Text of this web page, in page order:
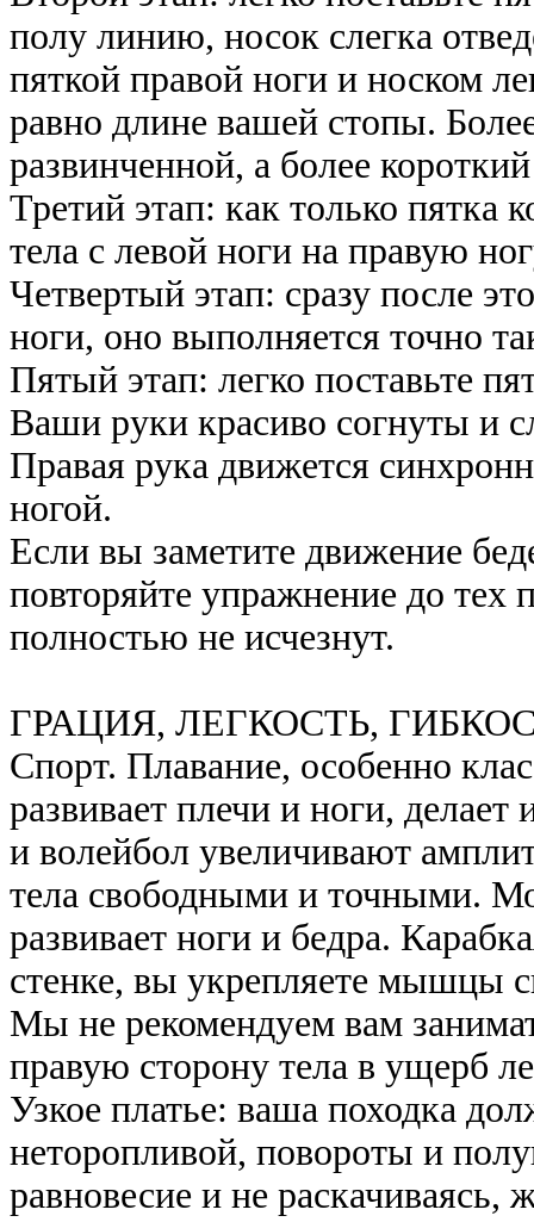
полу линию, носок слегка
пяткой правой ноги и носком
равно длине вашей стопы.
развинченной, а более
Третий этап: как только пятка
тела с левой ноги на правую
Четвертый этап: сразу после
ноги, оно выполняется точно
Пятый этап: легко поставьте
Ваши руки красиво согнуты и
Правая рука движется
ногой.
Если вы заметите движение
повторяйте упражнение до тех
полностью не исчезнут.
ГРАЦИЯ, ЛЕГКОСТЬ,
Спорт. Плавание, особенно
развивает плечи и ноги,
и волейбол увеличивают
тела свободными и точными.
развивает ноги и бедра.
стенке, вы укрепляете мышцы
Мы не рекомендуем вам
правую сторону тела в ущерб
Узкое платье: ваша походка
неторопливой, повороты и
равновесие и не